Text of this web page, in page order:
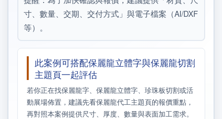
寸、數量、交期、交付方式」與電子檔案（AI/DXF
等）。
此案例可搭配保麗龍立體字與保麗龍切割
主題頁一起評估
若你正在找保麗龍字、保麗龍立體字、珍珠板切割或活
動展場佈置，建議先看保麗龍代工主題頁的報價重點，
再對照本案例提供尺寸、厚度、數量與表面加工需求。